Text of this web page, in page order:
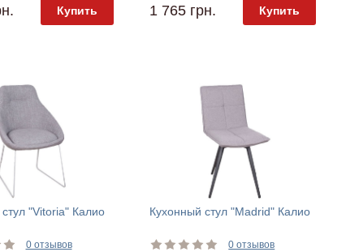
Купить 1 765 грн. Купить
"Vitoria" Калио
0 отзывов
Кухонный стул "Madrid" Калио
0 отзывов